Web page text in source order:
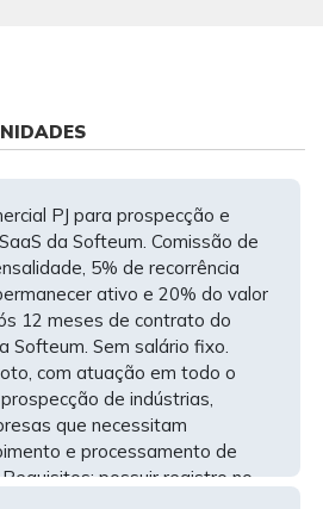
PJ para prospecção e
da Softeum. Comissão de
5% de recorrência
ativo e 20% do valor
12 meses de contrato do
Softeum. Sem salário fixo.
com atuação em todo o
de indústrias,
que necessitam
e processamento de
possuir registro no